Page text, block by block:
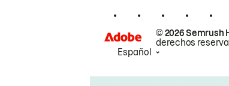
© 2026 Semrush
derechos
Español